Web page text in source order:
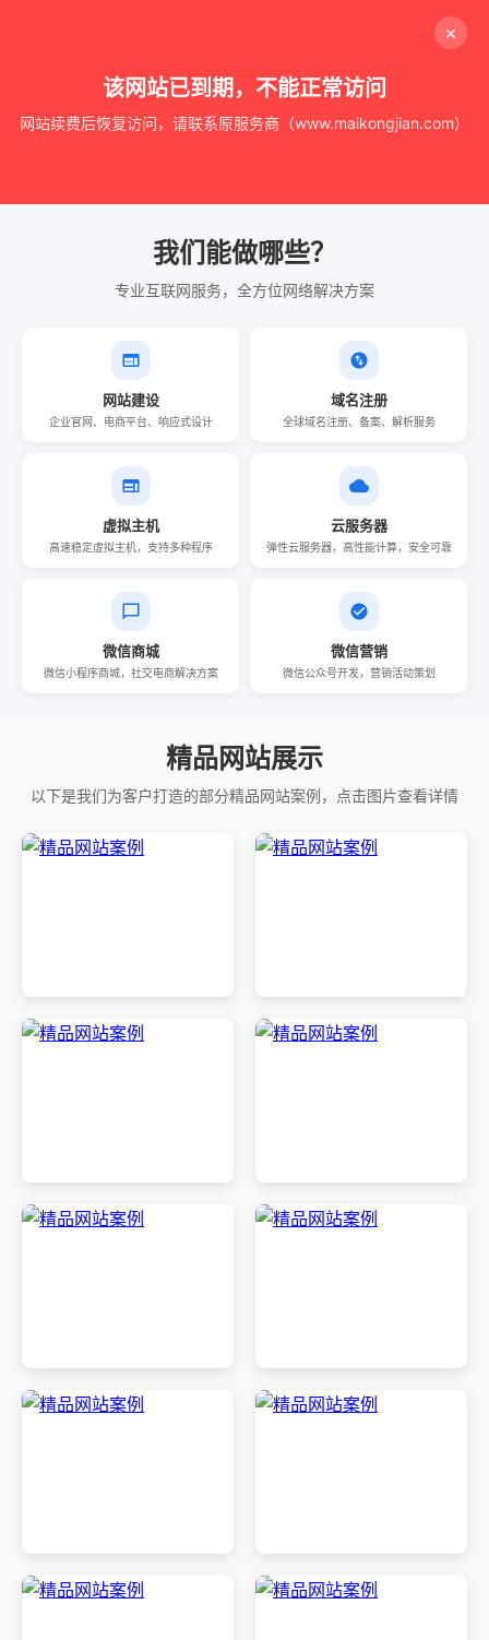
×
该网站已到期，不能正常访问
网站续费后恢复访问，请联系原服务商（www.maikongjian.com）
我们能做哪些？
专业互联网服务，全方位网络解决方案
网站建设
企业官网、电商平台、响应式设计
域名注册
全球域名注册、备案、解析服务
虚拟主机
高速稳定虚拟主机，支持多种程序
云服务器
弹性云服务器，高性能计算，安全可靠
微信商城
微信小程序商城，社交电商解决方案
微信营销
微信公众号开发，营销活动策划
精品网站展示
以下是我们为客户打造的部分精品网站案例，点击图片查看详情